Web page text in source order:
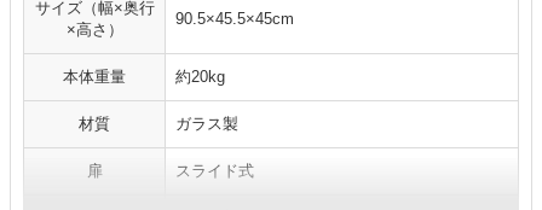
サイズ（幅×奥行
×高さ）
90.5×45.5×45cm
本体重量 約20kg
材質 ガラス製
扉 スライド式